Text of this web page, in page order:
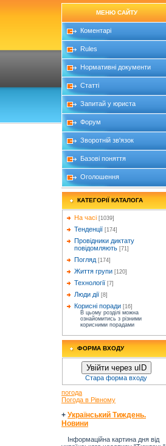
МЕНЮ САЙТУ
Коментарі
Rules
Нормативні документи
Статті
Запитай у юриста
Форум
Зворотній зв'язок
Базові поняття
Оголошення
КАТЕГОРІЇ КАТАЛОГА
На часі [1039]
Тенденції [174]
Провідники диктату
повідомляють [71]
Погляд [174]
Життя групи [120]
Технології [7]
Люди дії [8]
Корисні поради [16]
В цьому розділі можна
ознайомитись з різними
корисними порадами
ФОРМА ВХОДУ
Увійти через uID
Стара форма входу
погода
Погода в Рівному
+ Український Тиждень.
Новини
Інформаційна картина дня від